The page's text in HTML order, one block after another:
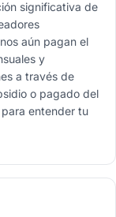
significativa de
aún pagan el
y
a través de
o pagado del
entender tu